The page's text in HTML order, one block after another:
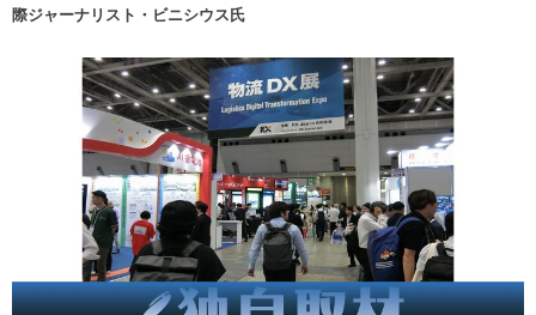
際ジャーナリスト・ビニシウス氏